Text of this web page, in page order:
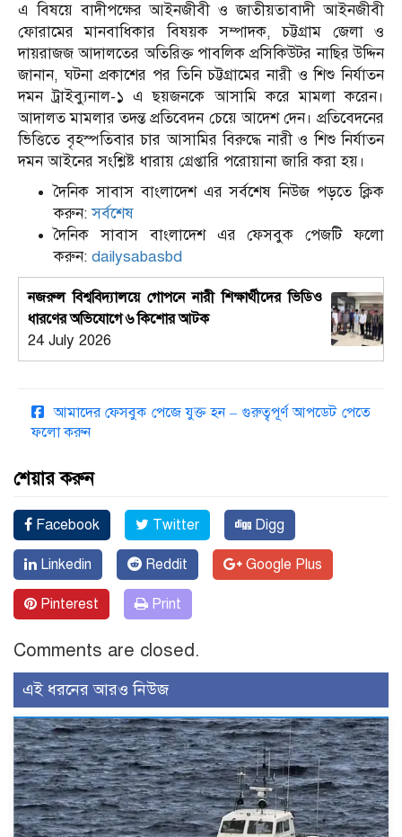
এ বিষয়ে বাদীপক্ষের আইনজীবী ও জাতীয়তাবাদী আইনজীবী
ফোরামের মানবাধিকার বিষয়ক সম্পাদক, চট্টগ্রাম জেলা ও
দায়রাজজ আদালতের অতিরিক্ত পাবলিক প্রসিকিউটর নাছির উদ্দিন
জানান, ঘটনা প্রকাশের পর তিনি চট্টগ্রামের নারী ও শিশু নির্যাতন
দমন ট্রাইব্যুনাল-১ এ ছয়জনকে আসামি করে মামলা করেন।
আদালত মামলার তদন্ত প্রতিবেদন চেয়ে আদেশ দেন। প্রতিবেদনের
ভিত্তিতে বৃহস্পতিবার চার আসামির বিরুদ্ধে নারী ও শিশু নির্যাতন
দমন আইনের সংশ্লিষ্ট ধারায় গ্রেপ্তারি পরোয়ানা জারি করা হয়।
দৈনিক সাবাস বাংলাদেশ এর সর্বশেষ নিউজ পড়তে ক্লিক
করুন:সর্বশেষ
দৈনিক সাবাস বাংলাদেশ এর ফেসবুক পেজটি ফলো
করুন: dailysabasbd
নজরুল বিশ্ববিদ্যালয়ে গোপনে নারী শিক্ষার্থীদের ভিডিও
ধারণের অভিযোগে ৬ কিশোর আটক
24 July 2026
আমাদের ফেসবুক পেজে যুক্ত হন – গুরুত্বপূর্ণ আপডেট পেতে
ফলো করুন
শেয়ার করুন
Facebook Twitter Digg
Linkedin Reddit Google Plus
Pinterest Print
Comments are closed.
এই ধরনের আরও নিউজ